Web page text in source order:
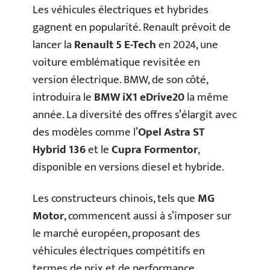
Les véhicules électriques et hybrides
gagnent en popularité. Renault prévoit de
lancer laRenault 5 E-Techen 2024, une
voiture emblématique revisitée en
version électrique. BMW, de son côté,
introduira leBMW iX1 eDrive20la même
année. La diversité des offres s’élargit avec
des modèles comme l’Opel Astra ST
Hybrid 136et leCupra Formentor,
disponible en versions diesel et hybride.
Les constructeurs chinois, tels queMG
Motor, commencent aussi à s’imposer sur
le marché européen, proposant des
véhicules électriques compétitifs en